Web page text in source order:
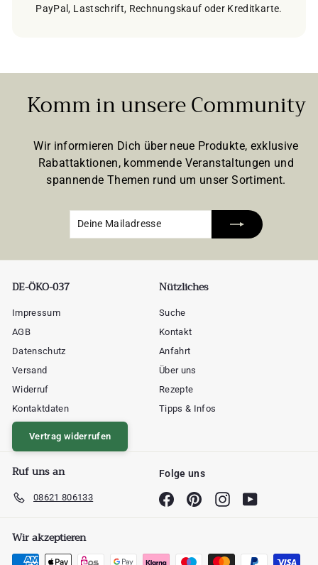
PayPal, Lastschrift, Rechnungskauf oder Kreditkarte.
Komm in unsere Community
Wir informieren Dich über neue Produkte, exklusive
Rabattaktionen, kommende Veranstaltungen und
spannende Themen rund um unser Sortiment.
DE-ÖKO-037
Impressum
AGB
Datenschutz
Versand
Widerruf
Kontaktdaten
Vertrag widerrufen
Nützliches
Suche
Kontakt
Anfahrt
Über uns
Rezepte
Tipps & Infos
Ruf uns an
08621 806133
Folge uns
FacebookPinterestInstagram
Wir akzeptieren